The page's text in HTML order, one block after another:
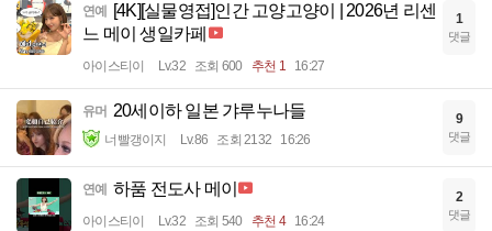
연예
[4K][실물영접]인간 고양고양이 | 2026년 리센
느 메이 생일카페
아이스티이 Lv.32 조회 600 추천 1 16:27
1
댓글
유머 20세이하 일본 갸루누나들
너빨갱이지 Lv.86 조회 2132 16:26
9
댓글
연예 하품 전도사 메이
아이스티이 Lv.32 조회 540 추천 4 16:24
2
댓글